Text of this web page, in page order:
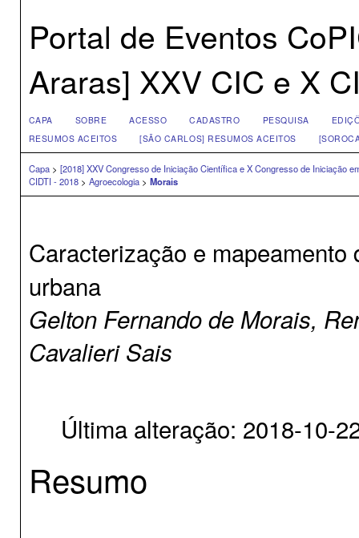
Portal de Eventos
Araras] XXV CIC e X
CAPA SOBRE ACESSO CADASTRO PESQUISA
RESUMOS ACEITOS
[SÃO CARLOS] RESUMOS ACEITOS
Capa> [2018] XXV Congresso de Iniciação Científica e X Congresso de Iniciação
CIDTI - 2018> Agroecologia> Morais
Caracterização e
urbana
Gelton Fernando de Morais,
Cavalieri Sais
Última alteração: 2018-10-
Resumo